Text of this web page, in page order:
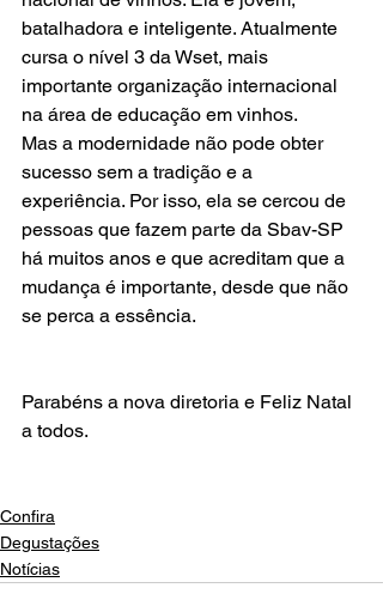
batalhadora e inteligente. Atualmente
cursa o nível 3 da Wset, mais
importante organização internacional
na área de educação em vinhos.
Mas a modernidade não pode obter
sucesso sem a tradição e a
experiência. Por isso, ela se cercou de
pessoas que fazem parte da Sbav-SP
há muitos anos e que acreditam que a
mudança é importante, desde que não
se perca a essência.
Parabéns a nova diretoria e Feliz Natal
a todos.
Confira
Degustações
Notícias